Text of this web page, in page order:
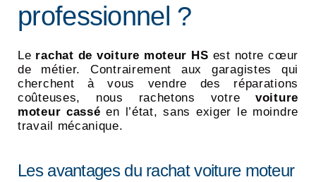
professionnel ?
Le rachat de voiture moteur HS est notre cœur
de métier. Contrairement aux garagistes qui
cherchent à vous vendre des réparations
coûteuses, nous rachetons votrevoiture
moteur cassé en l’état, sans exiger le moindre
travail mécanique.
Les avantages du rachat voiture moteur